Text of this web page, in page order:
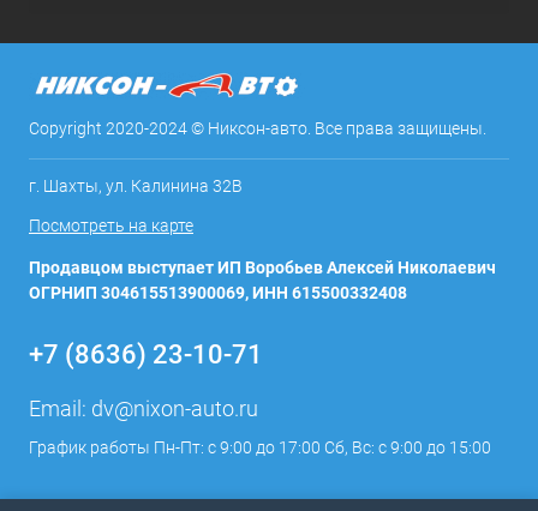
Copyright 2020-2024 © Никсон-авто. Все права защищены.
г. Шахты, ул. Калинина 32В
Посмотреть на карте
Продавцом выступает ИП Воробьев Алексей Николаевич
ОГРНИП 304615513900069, ИНН 615500332408
+7 (8636) 23-10-71
Email: dv@nixon-auto.ru
График работы Пн-Пт: с 9:00 до 17:00 Сб, Вс: с 9:00 до 15:00